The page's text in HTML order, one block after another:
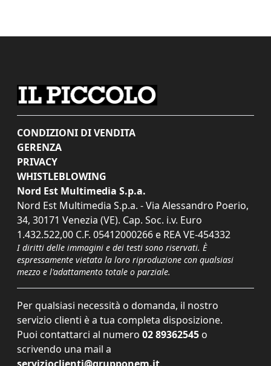
CONDIZIONI DI VENDITA
GERENZA
PRIVACY
WHISTLEBLOWING
Nord Est Multimedia S.p.a.
Nord Est Multimedia S.p.a. - Via Alessandro Poerio,
34, 30171 Venezia (VE). Cap. Soc. i.v. Euro
1.432.522,00 C.F. 05412000266 e REA VE-454332
I diritti delle immagini e dei testi sono riservati. È
espressamente vietata la loro riproduzione con qualsiasi
mezzo e l'adattamento totale o parziale.
Per qualsiasi necessità o domanda, il nostro
servizio clienti è a tua completa disposizione.
Puoi contattarci al numero 02 89362545 o
scrivendo una mail a